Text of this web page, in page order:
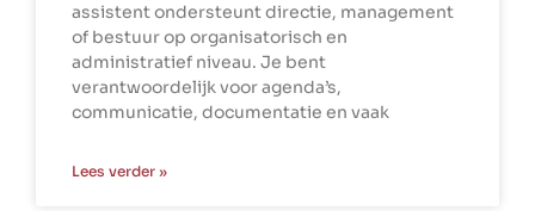
assistent ondersteunt directie, management
of bestuur op organisatorisch en
administratief niveau. Je bent
verantwoordelijk voor agenda’s,
communicatie, documentatie en vaak
Lees verder »